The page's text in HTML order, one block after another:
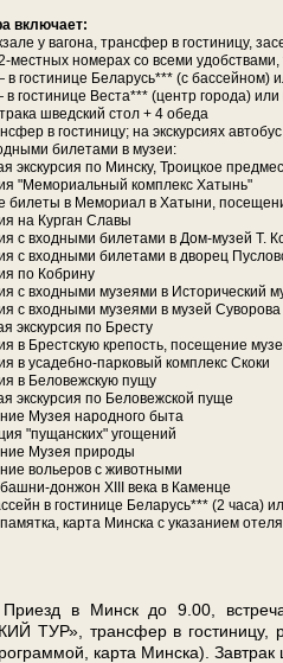
вклю­ча­ет:
у ва­го­на, транс­фер в го­сти­ни­цу,
местных но­ме­рах со все­ми
в го­сти­ни­це Бе­ла­русь*** (с
в го­сти­ни­це Веста*** (центр го­ро­да)
швед­ский стол + 4 обе­да
в го­сти­ни­цу; на экс­кур­си­ях
би­ле­та­ми в му­зеи:
экскурсия по Мин­ску, Тро­иц­кое
"Ме­мо­ри­аль­ный ком­плекс Ха­тынь"
би­ле­ты в Мемориал в Ха­ты­ни,
на Кур­ган Сла­вы
с вход­ны­ми би­ле­та­ми в Дом-музей Т.
с вход­ны­ми би­ле­та­ми в дво­рец
по Кобрину
с вход­ны­ми музеями в Исторический
с вход­ны­ми музеями в му­зей Су­во­ро­ва
экскурсия по Бре­сту
в Брестскую кре­пость, посещение
в усадебно-парковый ком­плекс Скоки
в Бе­ло­веж­скую пу­щу
экскурсия по Бе­ло­веж­ской пуще
Музея на­род­но­го бы­та
"пущанских" угощений
Музея при­ро­ды
во­лье­ров с жи­вот­ны­ми
донжон ХІІІ ве­ка в Каменце
в го­сти­ни­це Бе­ла­русь*** (2 ча­са)
кар­та Мин­ска с ука­за­ни­ем
в Минск до 9.00,
ТУР», транс­фер в го­сти­ни­цу,
кар­та Мин­ска). Завтрак